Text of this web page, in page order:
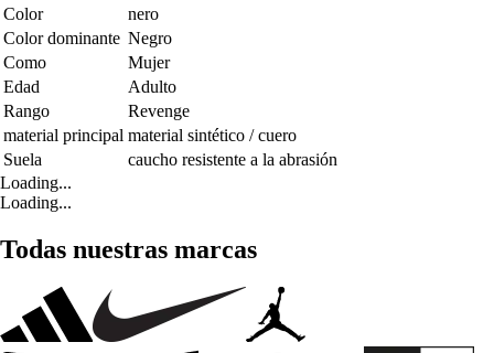
Color
nero
Color dominante Negro
Como
Mujer
Edad
Adulto
Rango
Revenge
material principal material sintético / cuero
Suela
caucho resistente a la abrasión
Loading...
Loading...
Todas nuestras marcas